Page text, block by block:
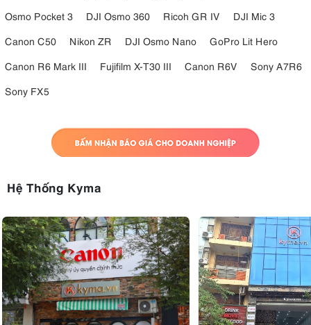
Osmo Pocket 3
DJI Osmo 360 Ricoh GR IV
DJI Mic 3
Canon C50
Nikon ZR DJI Osmo Nano
GoPro Lit Hero
Canon R6 Mark III
Fujifilm X-T30 III Canon R6V
Sony A7R6
Sony FX5
Hệ Thống Kyma